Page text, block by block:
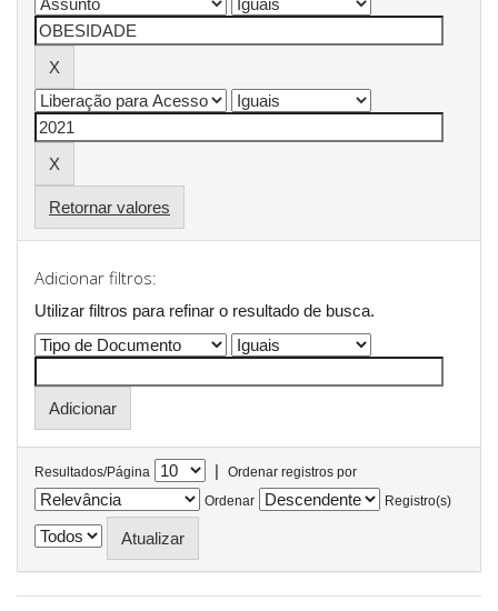
Retornar valores
Adicionar filtros:
Utilizar filtros para refinar o resultado de busca.
Resultados/Página |
Ordenar registros por
Ordenar
Registro(s)